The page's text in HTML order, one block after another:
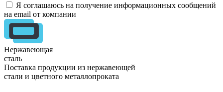
Я соглашаюсь на получение информационных сообщений
на email от компании
Нержавеющая
сталь
Поставка продукции из нержавеющей
стали и цветного металлопроката